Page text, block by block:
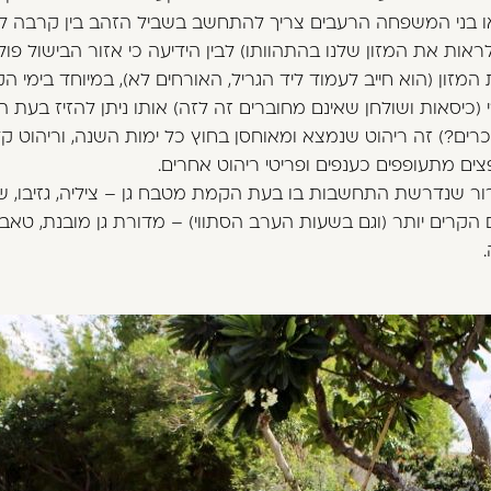
בני המשפחה הרעבים צריך להתחשב בשביל הזהב בין קרבה
את המזון שלנו בהתהוותו) לבין הידיעה כי אזור הבישול
(הוא חייב לעמוד ליד הגריל, האורחים לא), במיוחד בימי
(כיסאות ושולחן שאינם מחוברים זה לזה) אותו ניתן להזיז
זה ריהוט שנמצא ומאוחסן בחוץ כל ימות השנה, וריהוט
מתעופפים כענפים ופריטי ריהוט אחרים.
שנדרשת התחשבות בו בעת הקמת מטבח גן – ציליה, גזיבו,
יותר (וגם בשעות הערב הסתווי) – מדורת גן מובנת,